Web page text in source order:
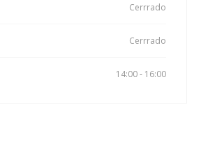
Cerrrado
Cerrrado
14:00 - 16:00